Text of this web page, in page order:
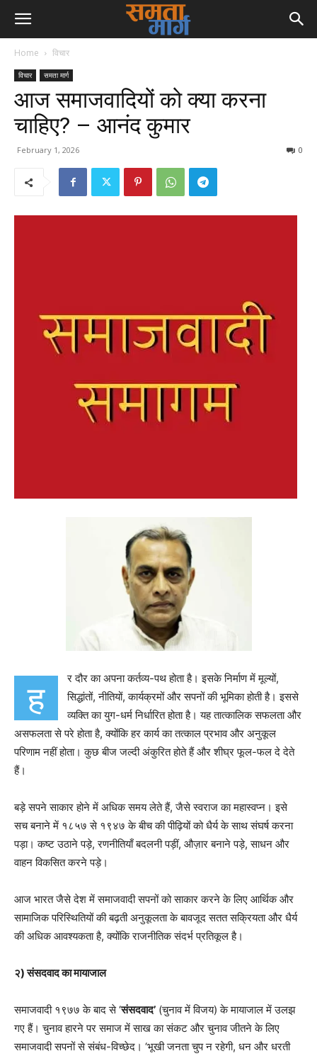
Home विचार
विचार समता मार्ग
आज समाजवादियों को क्या करना
चाहिए? – आनंद कुमार
February 1, 2026 0
ह
र दौर का अपना कर्तव्य-पथ होता है। इसके निर्माण में मूल्यों,
सिद्धांतों, नीतियों, कार्यक्रमों और सपनों की भूमिका होती है। इससे
व्यक्ति का युग-धर्म निर्धारित होता है। यह तात्कालिक सफलता और
असफलता से परे होता है, क्योंकि हर कार्य का तत्काल प्रभाव और अनुकूल
परिणाम नहीं होता। कुछ बीज जल्दी अंकुरित होते हैं और शीघ्र फूल-फल दे देते
हैं।
बड़े सपने साकार होने में अधिक समय लेते हैं, जैसे स्वराज का महास्वप्न। इसे
सच बनाने में १८५७ से १९४७ के बीच की पीढ़ियों को धैर्य के साथ संघर्ष करना
पड़ा। कष्ट उठाने पड़े, रणनीतियाँ बदलनी पड़ीं, औज़ार बनाने पड़े, साधन और
वाहन विकसित करने पड़े।
आज भारत जैसे देश में समाजवादी सपनों को साकार करने के लिए आर्थिक और
सामाजिक परिस्थितियों की बढ़ती अनुकूलता के बावजूद सतत सक्रियता और धैर्य
की अधिक आवश्यकता है, क्योंकि राजनीतिक संदर्भ प्रतिकूल है।
२) संसदवाद का मायाजाल
समाजवादी १९७७ के बाद से ‘संसदवाद’ (चुनाव में विजय) के मायाजाल में उलझ
गए हैं। चुनाव हारने पर समाज में साख का संकट और चुनाव जीतने के लिए
समाजवादी सपनों से संबंध-विच्छेद। ‘भूखी जनता चुप न रहेगी, धन और धरती